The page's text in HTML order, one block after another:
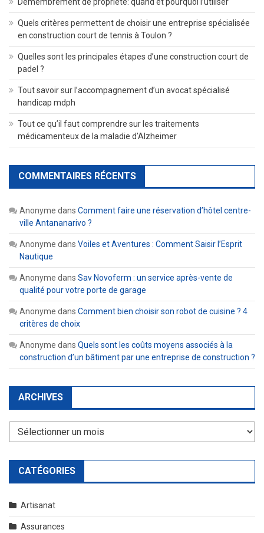
Quels critères permettent de choisir une entreprise spécialisée
en construction court de tennis à Toulon ?
Quelles sont les principales étapes d’une construction court de
padel ?
Tout savoir sur l’accompagnement d’un avocat spécialisé
handicap mdph
Tout ce qu’il faut comprendre sur les traitements
médicamenteux de la maladie d’Alzheimer
COMMENTAIRES RÉCENTS
Anonyme dans Comment faire une réservation d’hôtel centre-
ville Antananarivo ?
Anonyme dans Voiles et Aventures : Comment Saisir l’Esprit
Nautique
Anonyme dans Sav Novoferm : un service après-vente de
qualité pour votre porte de garage
Anonyme dans Comment bien choisir son robot de cuisine ? 4
critères de choix
Anonyme dans Quels sont les coûts moyens associés à la
construction d’un bâtiment par une entreprise de construction ?
ARCHIVES
Archives
CATÉGORIES
Artisanat
Assurances